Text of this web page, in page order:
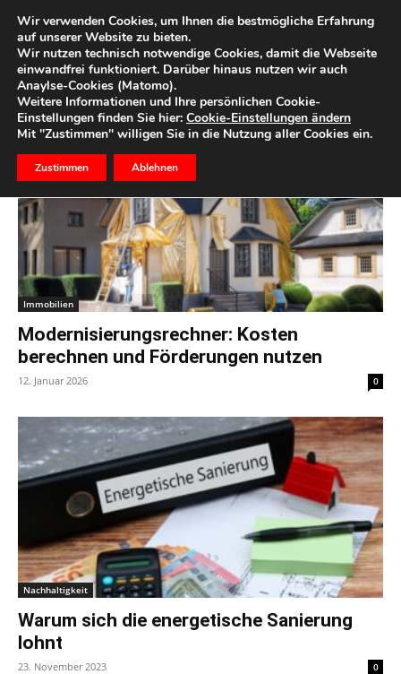
Start Schlagworte Sanierung
Schlagwort: sanierung
Immobilien
Modernisierungsrechner: Kosten
berechnen und Förderungen nutzen
12. Januar 2026 0
Nachhaltigkeit
Warum sich die energetische Sanierung
lohnt
23. November 2023 0
Wir verwenden Cookies, um Ihnen die bestmögliche Erfahrung
auf unserer Website zu bieten.
Wir nutzen technisch notwendige Cookies, damit die Webseite
einwandfrei funktioniert. Darüber hinaus nutzen wir auch
Anaylse-Cookies (Matomo).
Weitere Informationen und Ihre persönlichen Cookie-
Einstellungen finden Sie hier: Cookie-Einstellungen ändern
Mit "Zustimmen" willigen Sie in die Nutzung aller Cookies ein.
Zustimmen Ablehnen